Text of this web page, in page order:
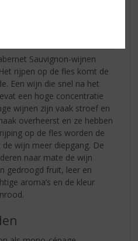
Sauvignon-wijnen
rijpen op de fles komt de
Een wijn die snel na het
een hoge concentratie
wijnen zijn vaak stroef en
overheerst en ze hebben
op de fles worden de
wijn meer diepgang. De
naar mate de wijn
gedroogd fruit, leer en
aroma’s en de kleur